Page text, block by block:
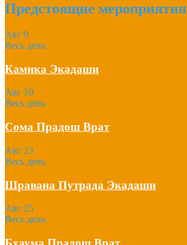
Предстоящие мероприятия
Авг 9
Весь день
Камика Экадаши
Авг 10
Весь день
Сома Прадош Врат
Авг 23
Весь день
Шравана Путрада Экадаши
Авг 25
Весь день